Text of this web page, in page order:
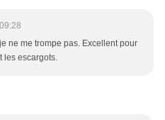
ne me trompe pas. Excellent pour
les escargots.